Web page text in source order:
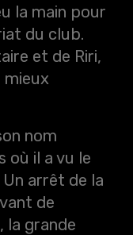
la main pour
du club.
et de Riri,
mieux
nom
où il a vu le
Un arrêt de la
de
la grande